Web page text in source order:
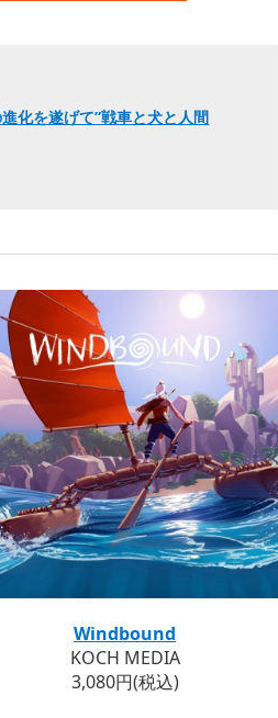
化を遂げて”戦車と犬と人間
Windbound
KOCH MEDIA
3,080円(税込)